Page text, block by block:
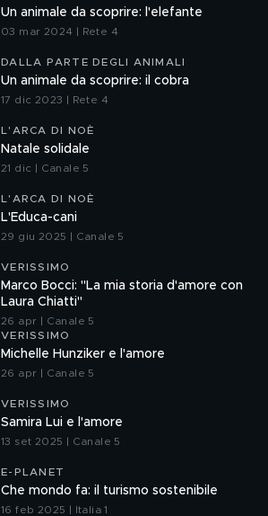
Un animale da scoprire: l'elefante
03 mar 2024 | Rete 4
DALLA PARTE DEGLI ANIMALI
Un animale da scoprire: il cobra
17 dic 2023 | Rete 4
L'ARCA DI NOÈ
Natale solidale
21 dic | Canale 5
L'ARCA DI NOÈ
L'Educa-cani
29 giu 2025 | Canale 5
VERISSIMO
Marco Bocci: "La mia storia d'amore con
Laura Chiatti"
26 apr | Canale 5
VERISSIMO
Michelle Hunziker e l'amore
26 apr | Canale 5
VERISSIMO
Samira Lui e l'amore
13 set 2025 | Canale 5
E-PLANET
Che mondo fa: il turismo sostenibile
16 feb 2025 | Italia 1